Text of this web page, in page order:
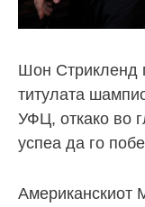
Шон Стрикленд
титулата
УФЦ, откако во
успеа да го
Американскиот